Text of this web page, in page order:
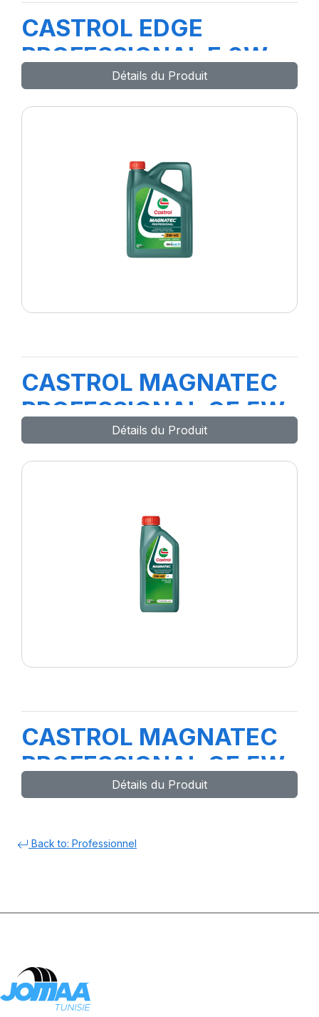
CASTROL EDGE
PROFESSIONAL E 0W-
30 1L
Détails du Produit
CASTROL MAGNATEC
PROFESSIONAL OE 5W-
40 4L
Détails du Produit
CASTROL MAGNATEC
PROFESSIONAL OE 5W-
40 1L
Détails du Produit
Back to: Professionnel